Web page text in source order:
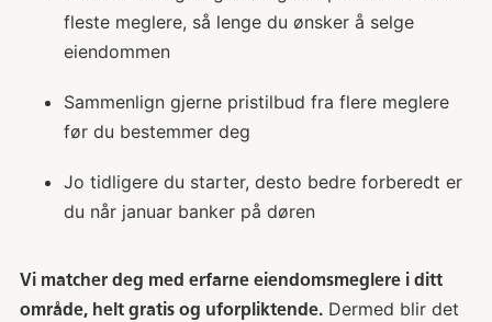
fleste meglere, så lenge du ønsker å selge
eiendommen
Sammenlign gjerne pristilbud fra flere meglere
før du bestemmer deg
Jo tidligere du starter, desto bedre forberedt er
du når januar banker på døren
Vi matcher deg med erfarne eiendomsmeglere i ditt
område, helt gratis og uforpliktende.Dermed blir det